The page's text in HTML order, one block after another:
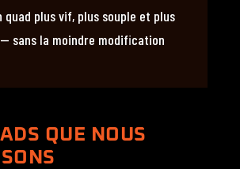
quad plus vif, plus souple et plus
sans la moindre modification
QUE NOUS